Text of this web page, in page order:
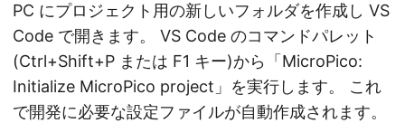
PC にプロジェクト用の新しいフォルダを作成し VS
Code で開きます。 VS Code のコマンドパレット
(Ctrl+Shift+P または F1 キー)から「MicroPico:
Initialize MicroPico project」を実行します。 これ
で開発に必要な設定ファイルが自動作成されます。